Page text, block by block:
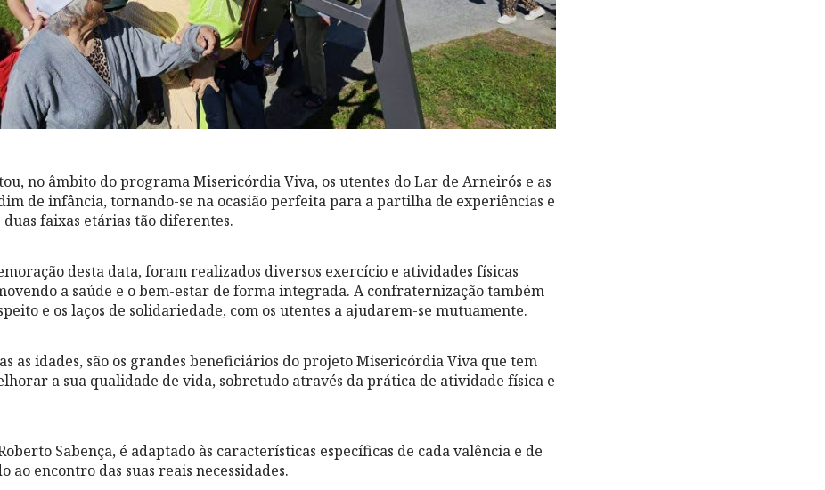
no âmbito do programa Misericórdia Viva, os utentes do Lar de Arneirós e as
de infância, tornando-se na ocasião perfeita para a partilha de experiências e
faixas etárias tão diferentes.
desta data, foram realizados diversos exercício e atividades físicas
a saúde e o bem-estar de forma integrada. A confraternização também
e os laços de solidariedade, com os utentes a ajudarem-se mutuamente.
as idades, são os grandes beneficiários do projeto Misericórdia Viva que tem
a sua qualidade de vida, sobretudo através da prática de atividade física e
Sabença, é adaptado às características específicas de cada valência e de
ao encontro das suas reais necessidades.